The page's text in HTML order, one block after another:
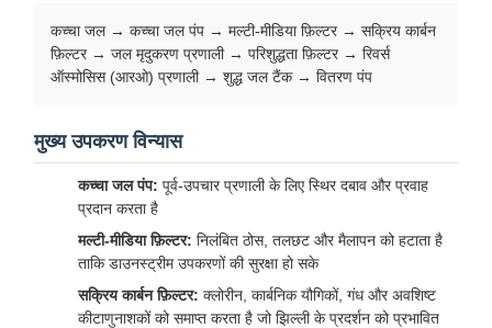
कच्चा जल → कच्चा जल पंप → मल्टी-मीडिया फ़िल्टर → सक्रिय कार्बन
फ़िल्टर → जल मृदुकरण प्रणाली → परिशुद्धता फ़िल्टर → रिवर्स
ऑस्मोसिस (आरओ) प्रणाली → शुद्ध जल टैंक → वितरण पंप
मुख्य उपकरण विन्यास
कच्चा जल पंप: पूर्व-उपचार प्रणाली के लिए स्थिर दबाव और प्रवाह
प्रदान करता है
मल्टी-मीडिया फ़िल्टर: निलंबित ठोस, तलछट और मैलापन को हटाता है
ताकि डाउनस्ट्रीम उपकरणों की सुरक्षा हो सके
सक्रिय कार्बन फ़िल्टर: क्लोरीन, कार्बनिक यौगिकों, गंध और अवशिष्ट
कीटाणुनाशकों को समाप्त करता है जो झिल्ली के प्रदर्शन को प्रभावित